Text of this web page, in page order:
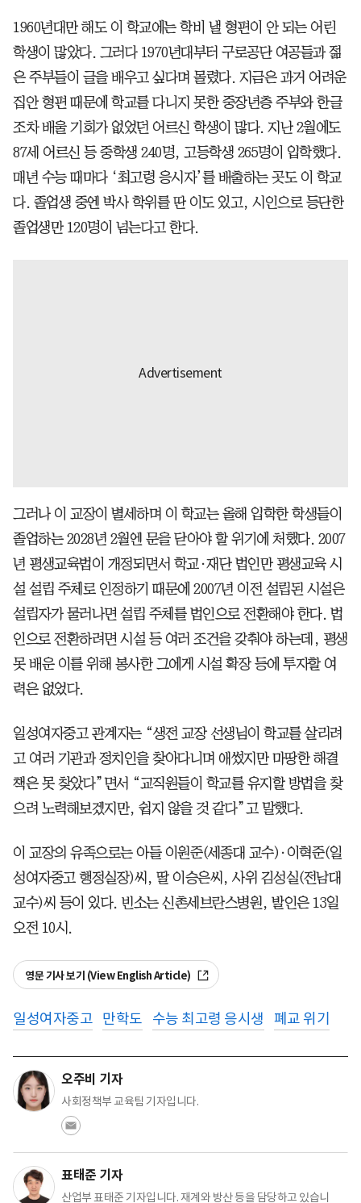
1960년대만 해도 이 학교에는 학비 낼 형편이 안 되는 어린
학생이 많았다. 그러다 1970년대부터 구로공단 여공들과 젊
은 주부들이 글을 배우고 싶다며 몰렸다. 지금은 과거 어려운
집안 형편 때문에 학교를 다니지 못한 중장년층 주부와 한글
조차 배울 기회가 없었던 어르신 학생이 많다. 지난 2월에도
87세 어르신 등 중학생 240명, 고등학생 265명이 입학했다.
매년 수능 때마다 ‘최고령 응시자’를 배출하는 곳도 이 학교
다. 졸업생 중엔 박사 학위를 딴 이도 있고, 시인으로 등단한
졸업생만 120명이 넘는다고 한다.
그러나 이 교장이 별세하며 이 학교는 올해 입학한 학생들이
졸업하는 2028년 2월엔 문을 닫아야 할 위기에 처했다. 2007
년 평생교육법이 개정되면서 학교·재단 법인만 평생교육 시
설 설립 주체로 인정하기 때문에 2007년 이전 설립된 시설은
설립자가 물러나면 설립 주체를 법인으로 전환해야 한다. 법
인으로 전환하려면 시설 등 여러 조건을 갖춰야 하는데, 평생
못 배운 이를 위해 봉사한 그에게 시설 확장 등에 투자할 여
력은 없었다.
일성여자중고 관계자는 “생전 교장 선생님이 학교를 살리려
고 여러 기관과 정치인을 찾아다니며 애썼지만 마땅한 해결
책은 못 찾았다”면서 “교직원들이 학교를 유지할 방법을 찾
으려 노력해보겠지만, 쉽지 않을 것 같다”고 말했다.
이 교장의 유족으로는 아들 이원준(세종대 교수)·이혁준(일
성여자중고 행정실장)씨, 딸 이승은씨, 사위 김성실(전남대
교수)씨 등이 있다. 빈소는 신촌세브란스병원, 발인은 13일
오전 10시.
영문 기사 보기 (View English Article)
일성여자중고 만학도 수능 최고령 응시생 폐교 위기
오주비 기자
사회정책부 교육팀 기자입니다.
표태준 기자
산업부 표태준 기자입니다. 재계와 방산 등을 담당하고 있습니